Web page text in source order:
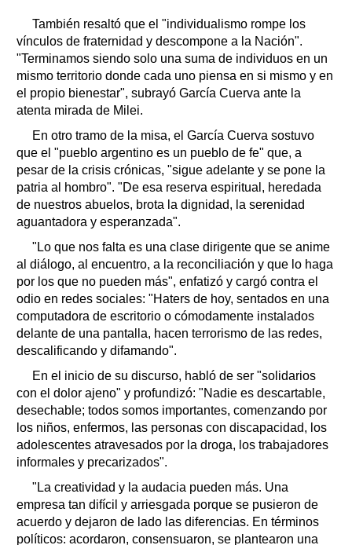
También resaltó que el "individualismo rompe los
vínculos de fraternidad y descompone a la Nación".
"Terminamos siendo solo una suma de individuos en un
mismo territorio donde cada uno piensa en si mismo y en
el propio bienestar", subrayó García Cuerva ante la
atenta mirada de Milei.
En otro tramo de la misa, el García Cuerva sostuvo
que el "pueblo argentino es un pueblo de fe" que, a
pesar de la crisis crónicas, "sigue adelante y se pone la
patria al hombro". "De esa reserva espiritual, heredada
de nuestros abuelos, brota la dignidad, la serenidad
aguantadora y esperanzada".
"Lo que nos falta es una clase dirigente que se anime
al diálogo, al encuentro, a la reconciliación y que lo haga
por los que no pueden más", enfatizó y cargó contra el
odio en redes sociales: "Haters de hoy, sentados en una
computadora de escritorio o cómodamente instalados
delante de una pantalla, hacen terrorismo de las redes,
descalificando y difamando".
En el inicio de su discurso, habló de ser "solidarios
con el dolor ajeno" y profundizó: "Nadie es descartable,
desechable; todos somos importantes, comenzando por
los niños, enfermos, las personas con discapacidad, los
adolescentes atravesados por la droga, los trabajadores
informales y precarizados".
"La creatividad y la audacia pueden más. Una
empresa tan difícil y arriesgada porque se pusieron de
acuerdo y dejaron de lado las diferencias. En términos
políticos: acordaron, consensuaron, se plantearon una